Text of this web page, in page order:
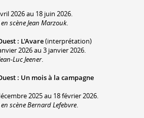
2026 au 18 juin 2026.
scène Jean Marzouk.
: L'Avare(interprétation)
2026 au 3 janvier 2026.
Luc Jeener.
: Un mois à la campagne
2025 au 18 février 2026.
scène Bernard Lefebvre.